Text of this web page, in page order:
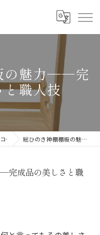
の魅力──完
職人技
コラム 総ひのき神棚棚板の魅力──完成品の美しさと職人技
完成品の美しさと職